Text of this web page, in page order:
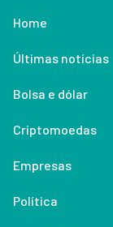
Home
Últimas notícias
Bolsa e dólar
Criptomoedas
Empresas
Política